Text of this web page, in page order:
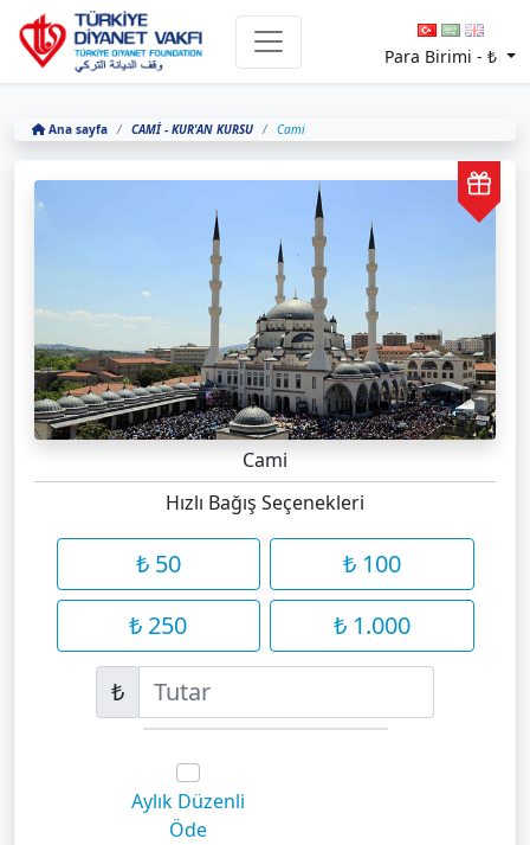
Para Birimi -₺
Ana sayfa CAMİ - KUR'AN KURSU Cami
Cami
Hızlı Bağış Seçenekleri
₺ 50
₺ 100
₺ 250
₺ 1.000
₺
Aylık Düzenli
Öde